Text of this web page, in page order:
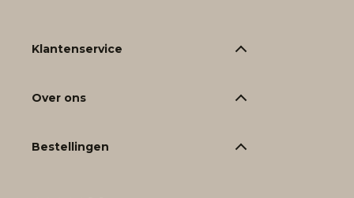
Klantenservice
Over ons
Bestellingen